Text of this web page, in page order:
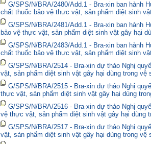
G/SPS/N/BRA/2480/Add.1 - Bra-xin ban hành
chất thuốc bảo vệ thực vật, sản phẩm diệt sinh
G/SPS/N/BRA/2481/Add.1 - Bra-xin ban hành
bảo vệ thực vật, sản phẩm diệt sinh vật gây hại
G/SPS/N/BRA/2483/Add.1 - Bra-xin ban hành
chất thuốc bảo vệ thực vật, sản phẩm diệt sinh
G/SPS/N/BRA/2514 - Bra-xin dự thảo Nghị
vật, sản phẩm diệt sinh vật gây hại dùng trong vệ
G/SPS/N/BRA/2515 - Bra-xin dự thảo Nghị
thực vật, sản phẩm diệt sinh vật gây hại dùng
G/SPS/N/BRA/2516 - Bra-xin dự thảo Nghị
vệ thực vật, sản phẩm diệt sinh vật gây hại dùng
G/SPS/N/BRA/2517 - Bra-xin dự thảo Nghị
vật, sản phẩm diệt sinh vật gây hại dùng trong vệ